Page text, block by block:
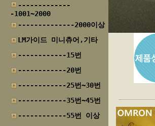
-------------
-1001~2000
--------------2000이상
LM가이드 미니츄어,기타
------------15번
------------20번
------------25번~30번
------------35번~45번
------------55번 이상